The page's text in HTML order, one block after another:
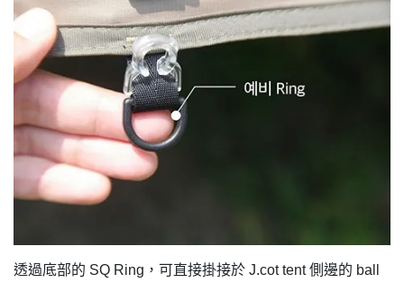
透過底部的 SQ Ring，可直接掛接於 J.cot tent 側邊的 ball